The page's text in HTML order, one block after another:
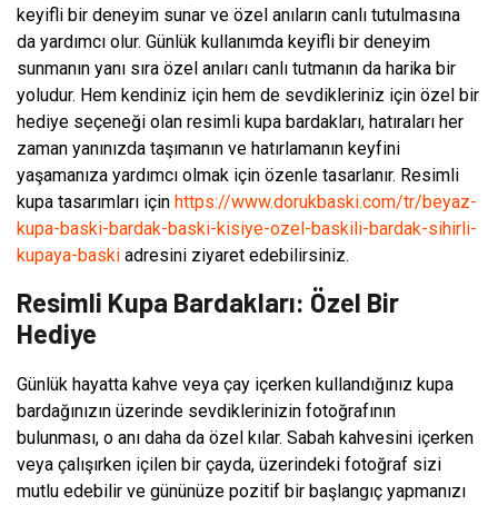
keyifli bir deneyim sunar ve özel anıların canlı tutulmasına
da yardımcı olur. Günlük kullanımda keyifli bir deneyim
sunmanın yanı sıra özel anıları canlı tutmanın da harika bir
yoludur. Hem kendiniz için hem de sevdikleriniz için özel bir
hediye seçeneği olan resimli kupa bardakları, hatıraları her
zaman yanınızda taşımanın ve hatırlamanın keyfini
yaşamanıza yardımcı olmak için özenle tasarlanır. Resimli
kupa tasarımları için https://www.dorukbaski.com/tr/beyaz-
kupa-baski-bardak-baski-kisiye-ozel-baskili-bardak-sihirli-
kupaya-baski adresini ziyaret edebilirsiniz.
Resimli Kupa Bardakları: Özel Bir
Hediye
Günlük hayatta kahve veya çay içerken kullandığınız kupa
bardağınızın üzerinde sevdiklerinizin fotoğrafının
bulunması, o anı daha da özel kılar. Sabah kahvesini içerken
veya çalışırken içilen bir çayda, üzerindeki fotoğraf sizi
mutlu edebilir ve gününüze pozitif bir başlangıç yapmanızı